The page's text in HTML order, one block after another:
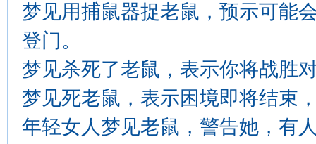
梦见用捕鼠器捉老鼠，预示可能
登门。
梦见杀死了老鼠，表示你将战胜
梦见死老鼠，表示困境即将结束
年轻女人梦见老鼠，警告她，有